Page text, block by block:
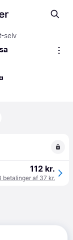
selv
112 kr.
betalinger af 37 kr.